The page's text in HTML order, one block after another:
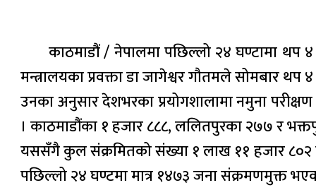
काठमाडौं / नेपालमा पछिल्लो २४ घण्टामा थप
मन्त्रालयका प्रवक्ता डा जागेश्वर गौतमले सोमबार
उनका अनुसार देशभरका प्रयोगशालामा नमुना
। काठमाडौंका १ हजार ८८८, ललितपुरका २७७ र
यससँगै कुल संक्रमितको संख्या १ लाख ११ हजार
पछिल्लो २४ घण्टमा मात्र १४७३ जना संक्रमणमुक्त